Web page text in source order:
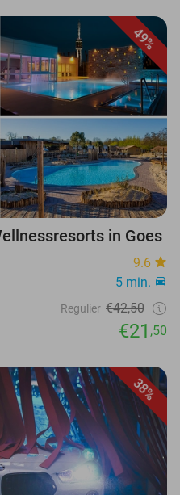
49%
in Goes
9.6
5 min.
Regulier €42,50
€21 ,50
38%